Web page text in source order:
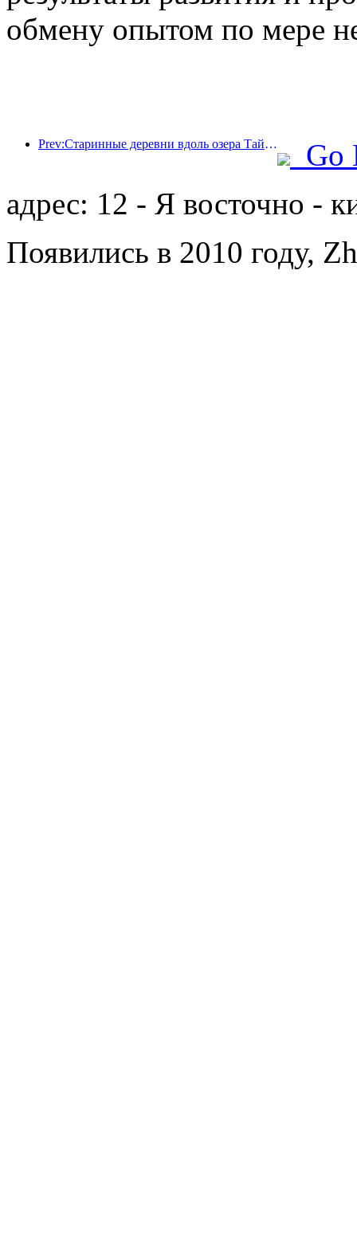
обмену опытом по мере
Prev:Старинные деревни вдоль озера Тайху в Хучжоу провинции Чжэцзян начали реконструкцию и модернизацию, в которые было инвестировано около 1 млрд юаней.
Go
адрес: 12 - Я восточно -
Появились в 2010 году,